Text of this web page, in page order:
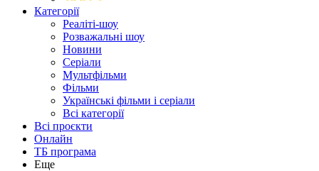
Категорії
Реаліті-шоу
Розважальні шоу
Новини
Серіали
Мультфільми
Фільми
Українські фільми і серіали
Всі категорії
Всі проєкти
Онлайн
ТБ програма
Еще